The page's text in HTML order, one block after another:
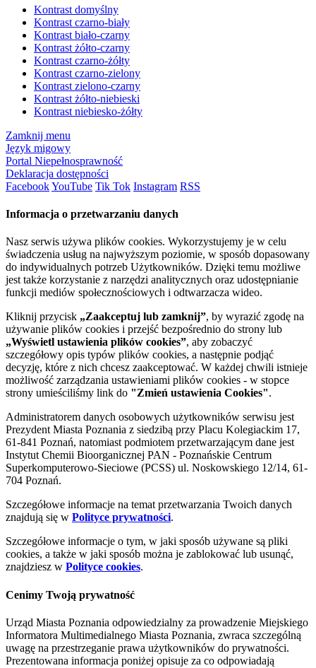
Kontrast domyślny
Kontrast czarno-biały
Kontrast biało-czarny
Kontrast żółto-czarny
Kontrast czarno-żółty
Kontrast czarno-zielony
Kontrast zielono-czarny
Kontrast żółto-niebieski
Kontrast niebiesko-żółty
Zamknij menu
Język migowy
Portal Niepełnosprawność
Deklaracja dostępności
FacebookYouTube Tik Tok Instagram RSS
Informacja o przetwarzaniu danych
Nasz serwis używa plików cookies. Wykorzystujemy je w celu
świadczenia usług na najwyższym poziomie, w sposób dopasowany
do indywidualnych potrzeb Użytkowników. Dzięki temu możliwe
jest także korzystanie z narzędzi analitycznych oraz udostępnianie
funkcji mediów społecznościowych i odtwarzacza wideo.
Kliknij przycisk „Zaakceptuj lub zamknij”, by wyrazić zgodę na
używanie plików cookies i przejść bezpośrednio do strony lub
„Wyświetl ustawienia plików cookies”, aby zobaczyć
szczegółowy opis typów plików cookies, a następnie podjąć
decyzję, które z nich chcesz zaakceptować. W każdej chwili istnieje
możliwość zarządzania ustawieniami plików cookies - w stopce
strony umieściliśmy link do "Zmień ustawienia Cookies".
Administratorem danych osobowych użytkowników serwisu jest
Prezydent Miasta Poznania z siedzibą przy Placu Kolegiackim 17,
61-841 Poznań, natomiast podmiotem przetwarzającym dane jest
Instytut Chemii Bioorganicznej PAN - Poznańskie Centrum
Superkomputerowo-Sieciowe (PCSS) ul. Noskowskiego 12/14, 61-
704 Poznań.
Szczegółowe informacje na temat przetwarzania Twoich danych
znajdują się w Polityce prywatności.
Szczegółowe informacje o tym, w jaki sposób używane są pliki
cookies, a także w jaki sposób można je zablokować lub usunąć,
znajdziesz w Polityce cookies.
Cenimy Twoją prywatność
Urząd Miasta Poznania odpowiedzialny za prowadzenie Miejskiego
Informatora Multimedialnego Miasta Poznania, zwraca szczególną
uwagę na przestrzeganie prawa użytkowników do prywatności.
Prezentowana informacja poniżej opisuje za co odpowiadają